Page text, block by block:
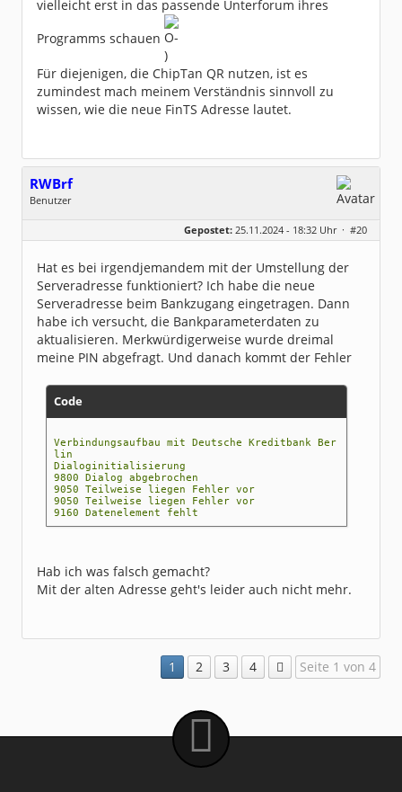
vielleicht erst in das passende Unterforum ihres
Programms schauen
Für diejenigen, die ChipTan QR nutzen, ist es
zumindest mach meinem Verständnis sinnvoll zu
wissen, wie die neue FinTS Adresse lautet.
RWBrf
Benutzer
Dabei seit:
07 / 2023
Gepostet: 25.11.2024 - 18:32 Uhr · #20
Hat es bei irgendjemandem mit der Umstellung der
Serveradresse funktioniert? Ich habe die neue
Serveradresse beim Bankzugang eingetragen. Dann
habe ich versucht, die Bankparameterdaten zu
aktualisieren. Merkwürdigerweise wurde dreimal
meine PIN abgefragt. Und danach kommt der Fehler
Code
Verbindungsaufbau mit Deutsche Kreditbank Ber
lin
Dialoginitialisierung
9800 Dialog abgebrochen
9050 Teilweise liegen Fehler vor
9050 Teilweise liegen Fehler vor
9160 Datenelement fehlt
Hab ich was falsch gemacht?
Mit der alten Adresse geht's leider auch nicht mehr.
1 2 3 4 Seite 1 von 4